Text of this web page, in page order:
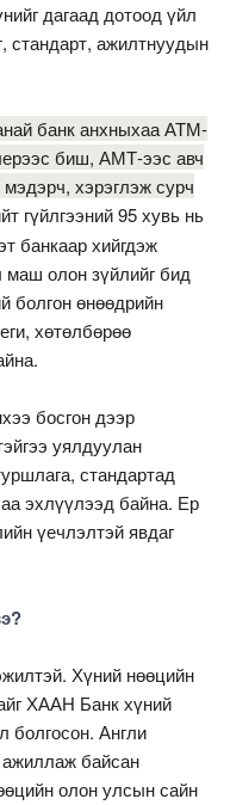
дагаад дотоод үйл
стандарт, ажилтнуудын
банк анхныхаа АТМ-
биш, АМТ-ээс авч
хэрэглэж сурч
гүйлгээний 95 хувь нь
банкаар хийгдэж
маш олон зүйлийг бид
болгон өнөөдрийн
хөтөлбөрөө
босгон дээр
уялдуулан
стандартад
эхлүүлээд байна. Ер
үечлэлтэй явдаг
Хүний нөөцийн
ХААН Банк хүний
болгосон. Англи
байсан
олон улсын сайн